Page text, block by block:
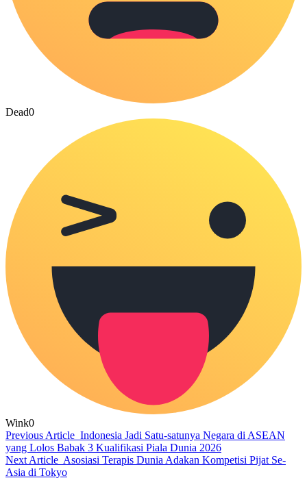
Dead0
Wink0
Previous Article Indonesia Jadi Satu-satunya Negara di ASEAN
yang Lolos Babak 3 Kualifikasi Piala Dunia 2026
Next Article Asosiasi Terapis Dunia Adakan Kompetisi Pijat Se-
Asia di Tokyo